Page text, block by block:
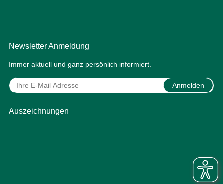
Newsletter Anmeldung
Immer aktuell und ganz persönlich informiert.
Anmelden
Auszeichnungen